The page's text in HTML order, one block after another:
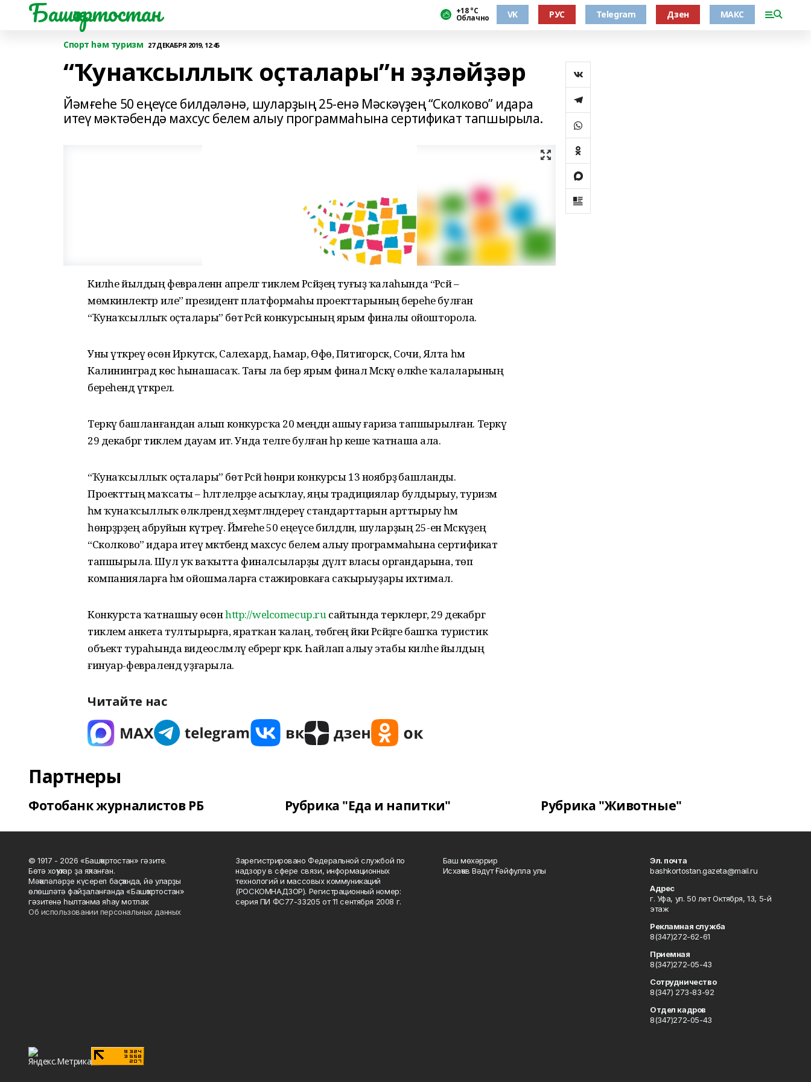
Башҡортостан +18 °С
Облачно VK РУС Telegram Дзен МАКС
Спорт һәм туризм 27 ДЕКАБРЯ 2019, 12:45
“Ҡунаҡсыллыҡ оҫталары”н эҙләйҙәр
Йәмғеһе 50 еңеүсе билдәләнә, шуларҙың 25-енә Мәскәүҙең “Сколково” идара
итеү мәктәбендә махсус белем алыу программаһына сертификат тапшырыла.
Киләһе йылдың февраленән апрелгә тиклем Рәсәйҙең туғыҙ ҡалаһында “Рәсәй –
мөмкинлектәр иле” президент платформаһы проекттарының береһе булған
“Ҡунаҡсыллыҡ оҫталары” бөтә Рәсәй конкурсының ярым финалы ойошторола.
Уны үткәреү өсөн Иркутск, Салехард, Һамар, Өфө, Пятигорск, Сочи, Ялта һәм
Калининград көс һынашасаҡ. Тағы ла бер ярым финал Мәскәү өлкәһе ҡалаларының
береһендә үткәрелә.
Теркәү башланғандан алып конкурсҡа 20 меңдән ашыу ғариза тапшырылған. Теркәү
29 декабргә тиклем дауам итә. Унда теләге булған һәр кеше ҡатнаша ала.
“Ҡунаҡсыллыҡ оҫталары” бөтә Рәсәй һөнәри конкурсы 13 ноябрҙә башланды.
Проекттың маҡсаты – һәләтлеләрҙе асыҡлау, яңы традициялар булдырыу, туризм
һәм ҡунаҡсыллыҡ өлкәләрендә хеҙмәтләндереү стандарттарын арттырыу һәм
һөнәрҙәрҙең абруйын күтәреү. Йәмғеһе 50 еңеүсе билдәләнә, шуларҙың 25-енә Мәскәүҙең
“Сколково” идара итеү мәктәбендә махсус белем алыу программаһына сертификат
тапшырыла. Шул уҡ ваҡытта финалсыларҙы дәүләт власы органдарына, төп
компанияларға һәм ойошмаларға стажировкаға саҡырыуҙары ихтимал.
Конкурста ҡатнашыу өсөнhttp://welcomecup.ruсайтында теркәлергә, 29 декабргә
тиклем анкета тултырырға, яратҡан ҡалаң, төбәгең йәки Рәсәйҙәге башҡа туристик
объект тураһында видеосәләмләү ебәрергә кәрәк. Һайлап алыу этабы киләһе йылдың
ғинуар-февралендә уҙғарыла.
Читайте нас
Партнеры
Фотобанк журналистов РБ Рубрика "Еда и напитки" Рубрика "Животные"
© 1917 - 2026 «Башҡортостан» гәзите.
Бөтә хоҡуҡтар ҙа яҡланған.
Мәҡәләләрҙе күсереп баҫҡанда, йә уларҙы
өлөшләтә файҙаланғанда «Башҡортостан»
гәзитенә һылтанма яһау мотлаҡ.
Об использовании персональных данных
Зарегистрировано Федеральной службой по
надзору в сфере связи, информационных
технологий и массовых коммуникаций
(РОСКОМНАДЗОР). Регистрационный номер:
серия ПИ ФС77-33205 от 11 сентября 2008 г.
Баш мөхәррир
Исхаҡов Вәдүт Ғәйфулла улы
Эл. почта
bashkortostan.gazeta@mail.ru
Адрес
г. Уфа, ул. 50 лет Октября, 13, 5-й
этаж
Рекламная служба
8(347)272-62-61
Приемная
8(347)272-05-43
Сотрудничество
8(347) 273-83-92
Отдел кадров
8(347)272-05-43